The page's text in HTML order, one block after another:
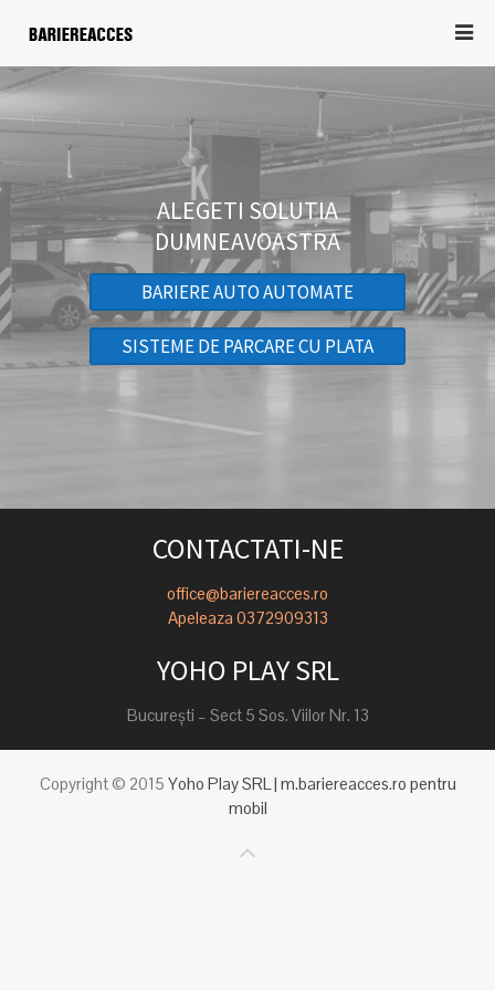
ALEGETI SOLUTIA
DUMNEAVOASTRA
BARIERE AUTO AUTOMATE
SISTEME DE PARCARE CU PLATA
CONTACTATI-NE
office@bariereacces.ro
Apeleaza 0372909313
YOHO PLAY SRL
Bucureşti – Sect 5 Sos. Viilor Nr. 13
Copyright © 2015 Yoho Play SRL | m.bariereacces.ro pentru
mobil